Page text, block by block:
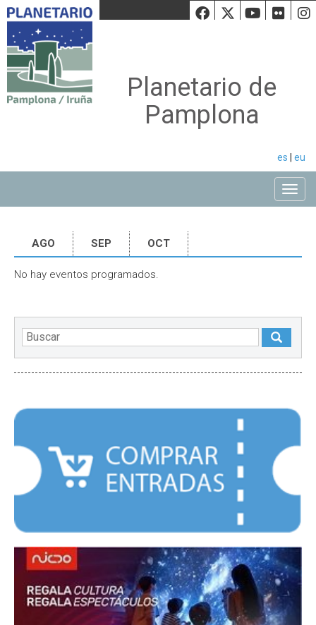
Facebook
Twiiter
Planetario de
Pamplona
es eu
AGO SEP OCT
No hay eventos programados.